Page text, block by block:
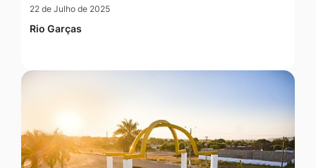
22 de Julho de 2025
Rio Garças